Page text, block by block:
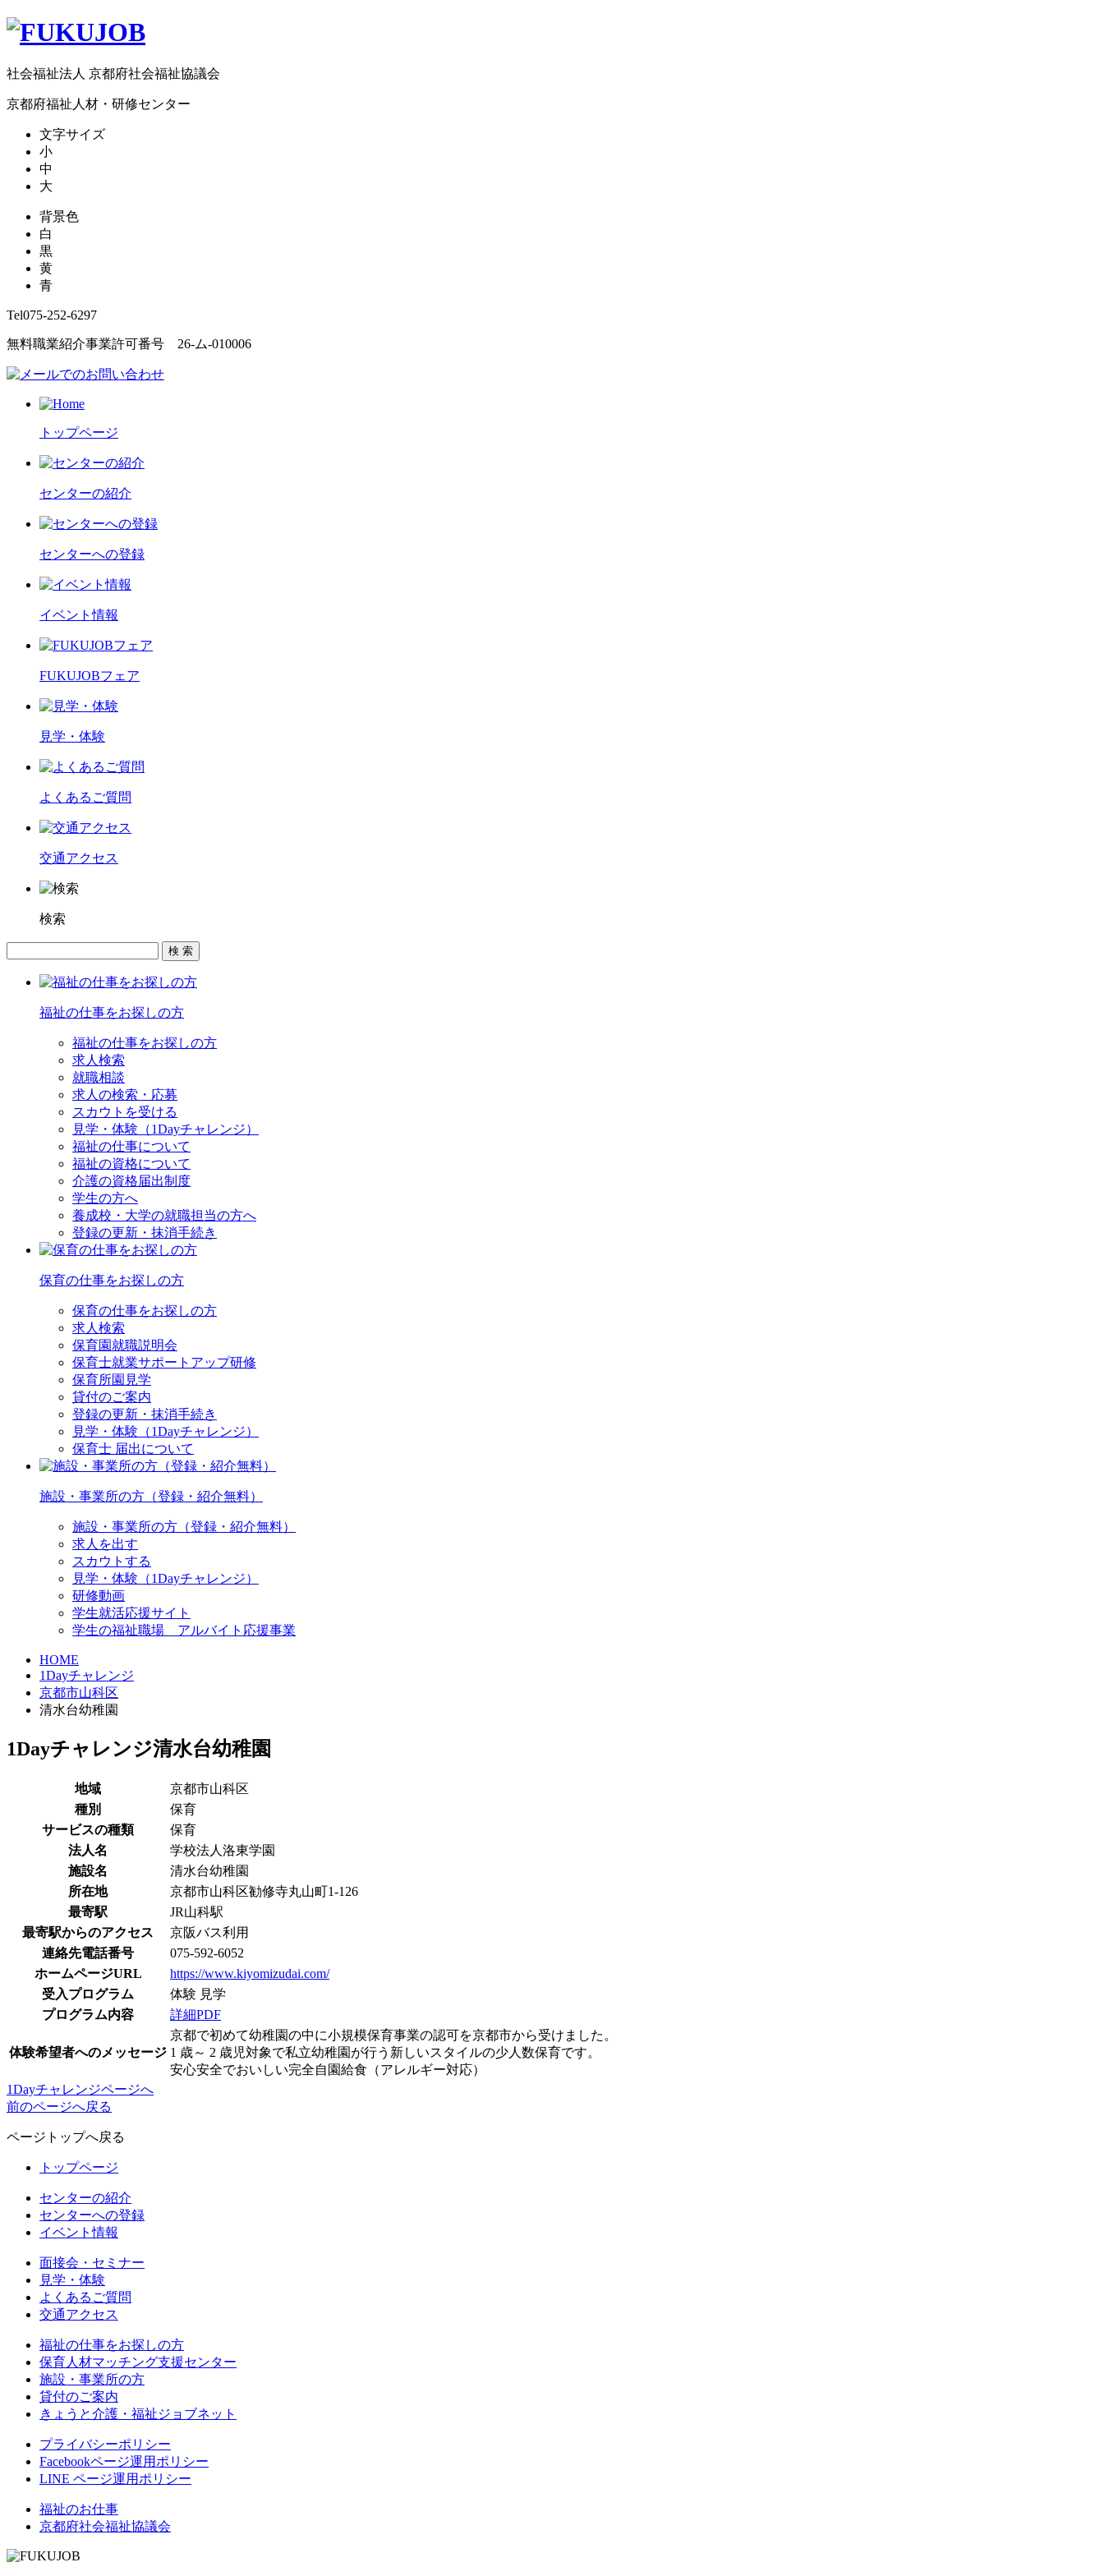
社会福祉法人 京都府社会福祉協議会
京都府福祉人材・研修センター
文字サイズ
小
中
大
背景色
白
黒
黄
青
Tel075-252-6297
無料職業紹介事業許可番号 26-ム-010006
トップページ
センターの紹介
センターへの登録
イベント情報
FUKUJOBフェア
見学・体験
よくあるご質問
交通アクセス
検索
福祉の仕事をお探しの方
福祉の仕事をお探しの方
求人検索
就職相談
求人の検索・応募
スカウトを受ける
見学・体験（1Dayチャレンジ）
福祉の仕事について
福祉の資格について
介護の資格届出制度
学生の方へ
養成校・大学の就職担当の方へ
登録の更新・抹消手続き
保育の仕事をお探しの方
保育の仕事をお探しの方
求人検索
保育園就職説明会
保育士就業サポートアップ研修
保育所園見学
貸付のご案内
登録の更新・抹消手続き
見学・体験（1Dayチャレンジ）
保育士 届出について
施設・事業所の方（登録・紹介無料）
施設・事業所の方（登録・紹介無料）
求人を出す
スカウトする
見学・体験（1Dayチャレンジ）
研修動画
学生就活応援サイト
学生の福祉職場 アルバイト応援事業
HOME
1Dayチャレンジ
京都市山科区
清水台幼稚園
1Dayチャレンジ清水台幼稚園
地域
京都市山科区
種別
保育
サービスの種類
保育
法人名
学校法人洛東学園
施設名
清水台幼稚園
所在地
京都市山科区勧修寺丸山町1-126
最寄駅
JR山科駅
最寄駅からのアクセス
京阪バス利用
連絡先電話番号
075-592-6052
ホームページURL
https://www.kiyomizudai.com/
受入プログラム
体験 見学
プログラム内容
詳細PDF
体験希望者へのメッセージ
京都で初めて幼稚園の中に小規模保育事業の認可を京都市から受けました。
1 歳～ 2 歳児対象で私立幼稚園が行う新しいスタイルの少人数保育です。
安心安全でおいしい完全自園給食（アレルギー対応）
1Dayチャレンジページへ
前のページへ戻る
ページトップへ戻る
トップページ
センターの紹介
センターへの登録
イベント情報
面接会・セミナー
見学・体験
よくあるご質問
交通アクセス
福祉の仕事をお探しの方
保育人材マッチング支援センター
施設・事業所の方
貸付のご案内
きょうと介護・福祉ジョブネット
プライバシーポリシー
Facebookページ運用ポリシー
LINE ページ運用ポリシー
福祉のお仕事
京都府社会福祉協議会